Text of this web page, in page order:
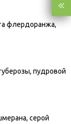
флердоранжа,
пудровой
серой